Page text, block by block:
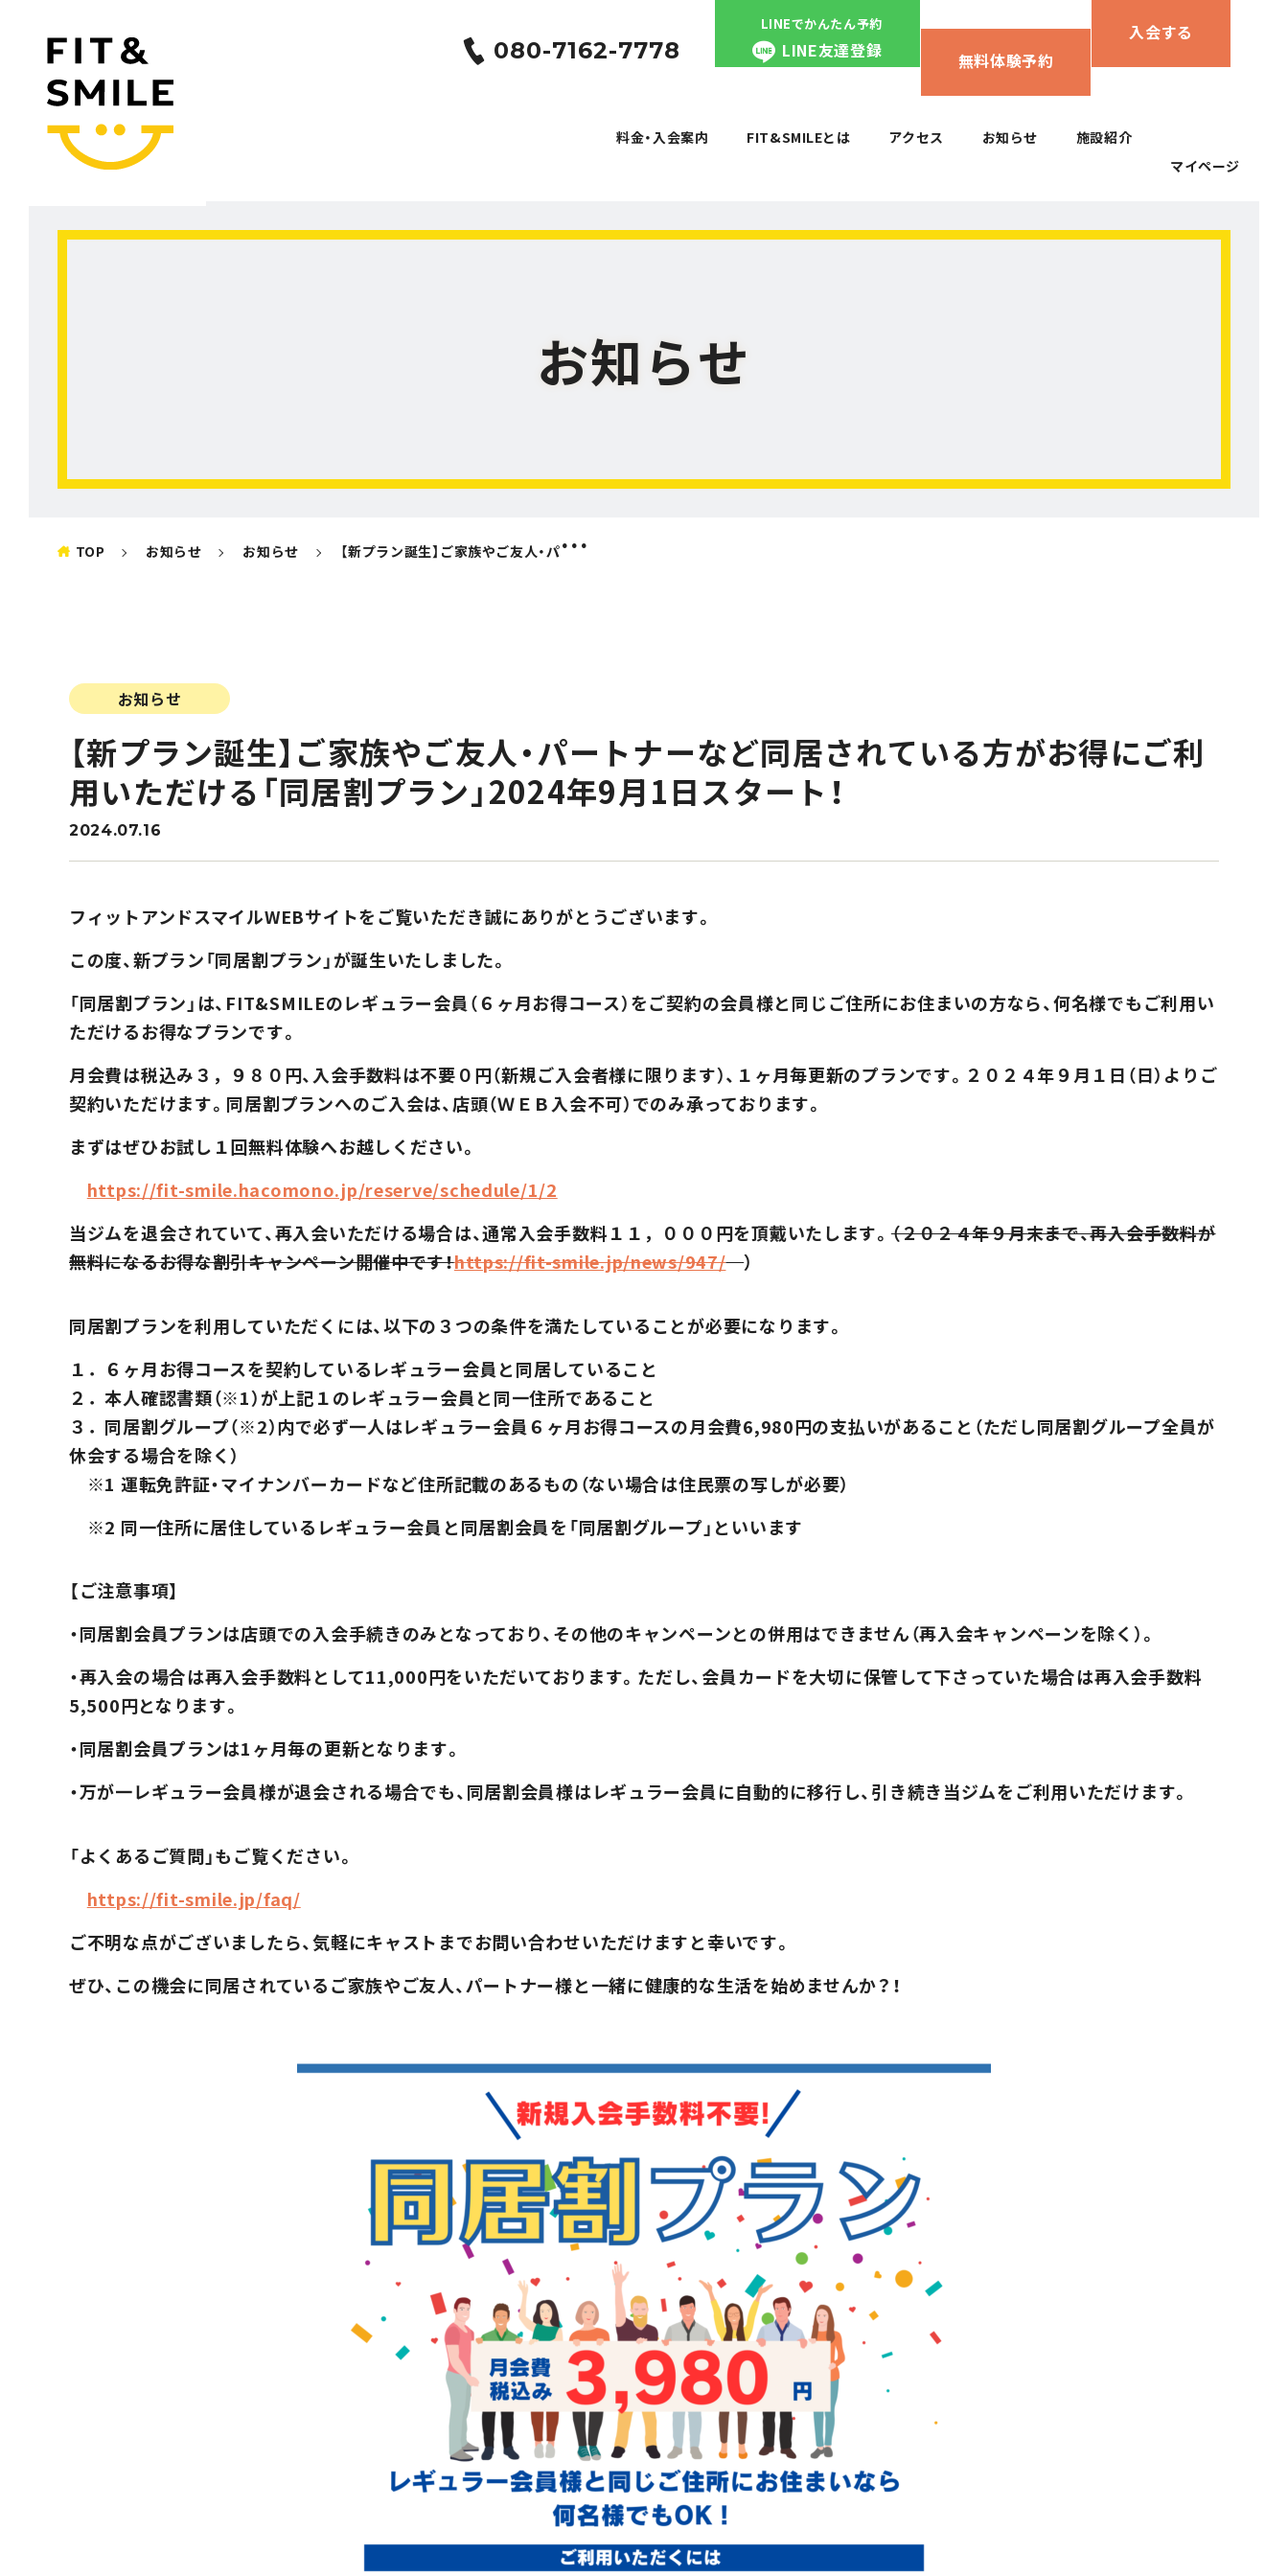
080-7162-7778
LINEでかんたん予約
LINE友達登録 無料体験予約
入会する
料金・入会案内 FIT&SMILEとは アクセス お知らせ
施設紹介
マイページ
ホーム
HOME
よくあるご質問
混雑状況確認
お問い合わせ
会員規約
プライバシーポリシー
特定商取引法
お知らせ
TOP お知らせ お知らせ 【新プラン誕生】ご家族やご友人・パートナーなど同居されている方がお得にご利用いただける「同居割プラン」2024年9月1日スタート！
お知らせ
【新プラン誕生】ご家族やご友人・パートナーなど同居されている方がお得にご利
用いただける「同居割プラン」2024年9月1日スタート！
2024.07.16
フィットアンドスマイルWEBサイトをご覧いただき誠にありがとうございます。
この度、新プラン「同居割プラン」が誕生いたしました。
「同居割プラン」は、FIT&SMILEのレギュラー会員（６ヶ月お得コース）をご契約の会員様と同じご住所にお住まいの方なら、何名様でもご利用い
ただけるお得なプランです。
月会費は税込み３，９８０円、入会手数料は不要０円（新規ご入会者様に限ります）、１ヶ月毎更新のプランです。２０２４年９月１日（日）よりご
契約いただけます。同居割プランへのご入会は、店頭（ＷＥＢ入会不可）でのみ承っております。
まずはぜひお試し１回無料体験へお越しください。
https://fit-smile.hacomono.jp/reserve/schedule/1/2
当ジムを退会されていて、再入会いただける場合は、通常入会手数料１１，０００円を頂戴いたします。（２０２４年９月末まで、再入会手数料が
無料になるお得な割引キャンペーン開催中です！https://fit-smile.jp/news/947/ ）
同居割プランを利用していただくには、以下の３つの条件を満たしていることが必要になります。
１．６ヶ月お得コースを契約しているレギュラー会員と同居していること
２．本人確認書類（※1）が上記１のレギュラー会員と同一住所であること
３．同居割グループ（※2）内で必ず一人はレギュラー会員６ヶ月お得コースの月会費6,980円の支払いがあること（ただし同居割グループ全員が
休会する場合を除く）
※1 運転免許証・マイナンバーカードなど住所記載のあるもの（ない場合は住民票の写しが必要）
※2 同一住所に居住しているレギュラー会員と同居割会員を「同居割グループ」といいます
【ご注意事項】
・同居割会員プランは店頭での入会手続きのみとなっており、その他のキャンペーンとの併用はできません（再入会キャンペーンを除く）。
・再入会の場合は再入会手数料として11,000円をいただいております。ただし、会員カードを大切に保管して下さっていた場合は再入会手数料
5,500円となります。
・同居割会員プランは1ヶ月毎の更新となります。
・万が一レギュラー会員様が退会される場合でも、同居割会員様はレギュラー会員に自動的に移行し、引き続き当ジムをご利用いただけます。
「よくあるご質問」もご覧ください。
https://fit-smile.jp/faq/
ご不明な点がございましたら、気軽にキャストまでお問い合わせいただけますと幸いです。
ぜひ、この機会に同居されているご家族やご友人、パートナー様と一緒に健康的な生活を始めませんか？！
現在の混雑状況
料金・入会案内 FIT&SMILEとは アクセス お知らせ
施設紹介
マイページ